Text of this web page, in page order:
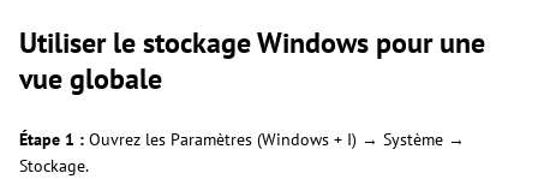
Utiliser le stockage Windows pour une
vue globale
Étape 1 : Ouvrez les Paramètres (Windows + I) → Système →
Stockage.